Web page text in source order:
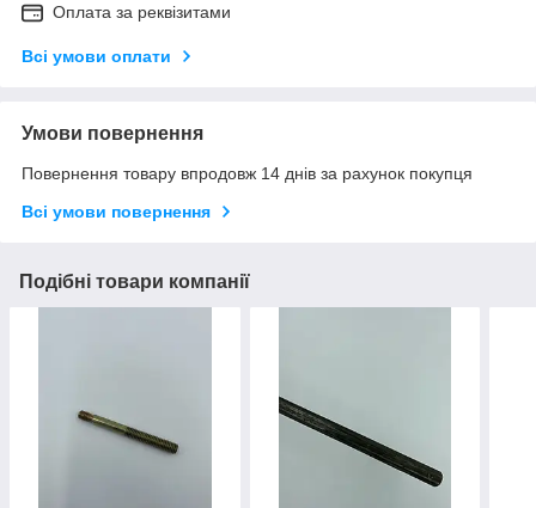
Оплата за реквізитами
Всі умови оплати
Умови повернення
Повернення товару впродовж 14 днів за рахунок покупця
Всі умови повернення
Подібні товари компанії